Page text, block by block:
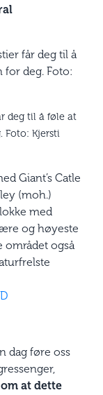
deg til å føle at
Foto: Kjersti
Giant’s Catle
(moh.)
med
og høyeste
området også
dag føre oss
at dette